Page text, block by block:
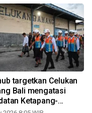
targetkan Celukan
Bali mengatasi
Ketapang-